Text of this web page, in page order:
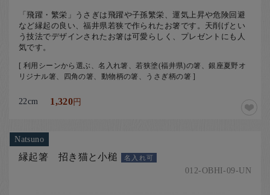
「飛躍・繁栄」うさぎは飛躍や子孫繁栄、運気上昇や危険回避
など縁起の良い、福井県若狭で作られたお箸です。天削げとい
う技法でデザインされたお箸は可愛らしく、プレゼントにも人
気です。
[ 利用シーンから選ぶ、名入れ箸、若狭塗(福井県)の箸、銀座夏野オ
リジナル箸、四角の箸、動物柄の箸、うさぎ柄の箸 ]
22cm 1,320円
Natsuno
縁起箸 招き猫と小槌 名入れ可
012-OBHI-09-UN